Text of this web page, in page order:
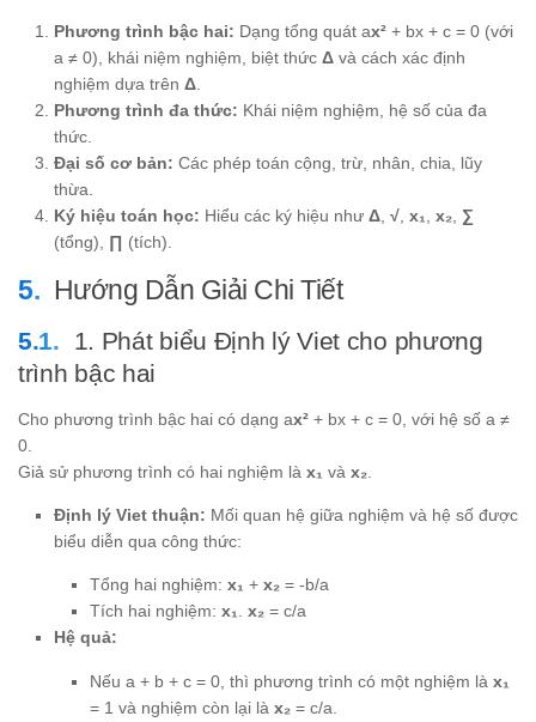
Phương trình bậc hai: Dạng tổng quát ax² + bx + c = 0 (với
a ≠ 0), khái niệm nghiệm, biệt thức Δ và cách xác định
nghiệm dựa trên Δ.
Phương trình đa thức: Khái niệm nghiệm, hệ số của đa
thức.
Đại số cơ bản: Các phép toán cộng, trừ, nhân, chia, lũy
thừa.
Ký hiệu toán học: Hiểu các ký hiệu như Δ, √, x₁, x₂, ∑
(tổng), ∏ (tích).
Hướng Dẫn Giải Chi Tiết
1. Phát biểu Định lý Viet cho phương
trình bậc hai
Cho phương trình bậc hai có dạng ax² + bx + c = 0, với hệ số a ≠
0.
Giả sử phương trình có hai nghiệm là x₁ và x₂.
Định lý Viet thuận: Mối quan hệ giữa nghiệm và hệ số được
biểu diễn qua công thức:
Tổng hai nghiệm: x₁ + x₂ = -b/a
Tích hai nghiệm: x₁. x₂ = c/a
Hệ quả:
Nếu a + b + c = 0, thì phương trình có một nghiệm là x₁
= 1 và nghiệm còn lại là x₂ = c/a.